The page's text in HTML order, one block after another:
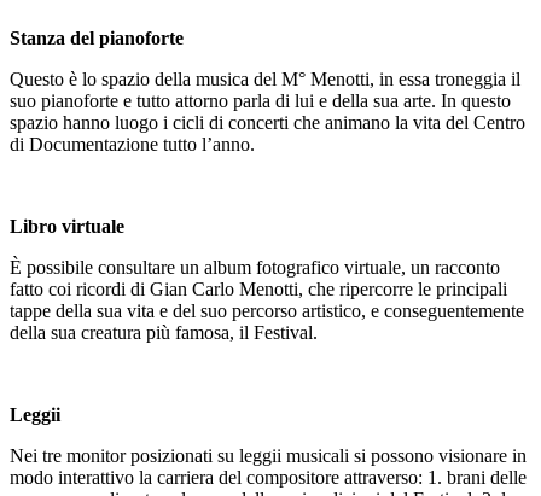
Stanza del pianoforte
Questo è lo spazio della musica del M° Menotti, in essa troneggia il
suo pianoforte e tutto attorno parla di lui e della sua arte. In questo
spazio hanno luogo i cicli di concerti che animano la vita del Centro
di Documentazione tutto l’anno.
Libro virtuale
È possibile consultare un album fotografico virtuale, un racconto
fatto coi ricordi di Gian Carlo Menotti, che ripercorre le principali
tappe della sua vita e del suo percorso artistico, e conseguentemente
della sua creatura più famosa, il Festival.
Leggii
Nei tre monitor posizionati su leggii musicali si possono visionare in
modo interattivo la carriera del compositore attraverso: 1. brani delle